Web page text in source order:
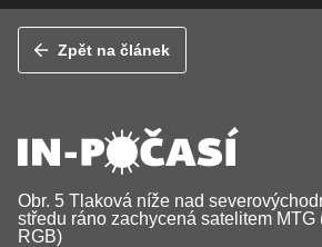
Zpět na článek
Obr. 5 Tlaková níže nad
středu ráno zachycená satelitem
RGB)